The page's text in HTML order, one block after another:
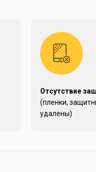
Отсутствие
(пленки,
удалены)